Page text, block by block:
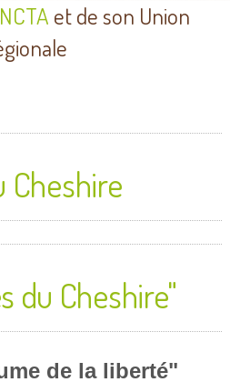
et de son Union
Cheshire
du Cheshire"
de la liberté"